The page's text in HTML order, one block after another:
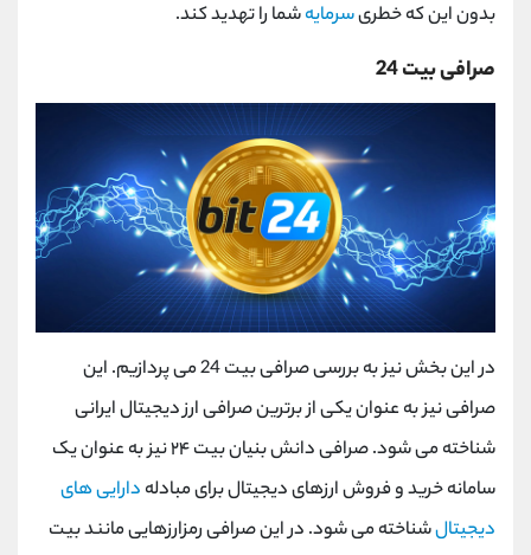
بدون این که خطریسرمایهشما را تهدید کند.
صرافی بیت 24
در این بخش نیز به بررسی صرافی بیت 24 می پردازیم. این
صرافی نیز به عنوان یکی از برترین صرافی ارز دیجیتال ایرانی
شناخته می شود. صرافی دانش بنیان بیت ۲۴ نیز به عنوان یک
سامانه خرید و فروش ارزهای دیجیتال برای مبادله دارایی ‌های
دیجیتالشناخته می شود. در این صرافی رمزارزهایی مانند بیت